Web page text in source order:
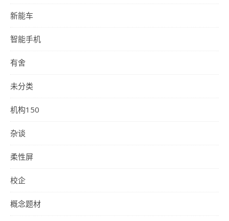
新能车
智能手机
有舍
未分类
机构150
杂谈
柔性屏
校企
概念题材